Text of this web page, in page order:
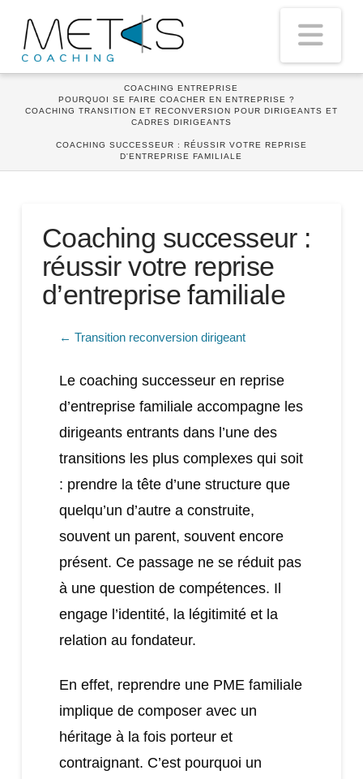
HOME
COACHING ENTREPRISE
POURQUOI SE FAIRE COACHER EN ENTREPRISE ?
COACHING TRANSITION ET RECONVERSION POUR DIRIGEANTS ET
CADRES DIRIGEANTS
COACHING SUCCESSEUR : RÉUSSIR VOTRE REPRISE
D'ENTREPRISE FAMILIALE
Coaching successeur :
réussir votre reprise
d’entreprise familiale
← Transition reconversion dirigeant
Le coaching successeur en reprise
d’entreprise familiale accompagne les
dirigeants entrants dans l’une des
transitions les plus complexes qui soit
: prendre la tête d’une structure que
quelqu’un d’autre a construite,
souvent un parent, souvent encore
présent. Ce passage ne se réduit pas
à une question de compétences. Il
engage l’identité, la légitimité et la
relation au fondateur.
En effet, reprendre une PME familiale
implique de composer avec un
héritage à la fois porteur et
contraignant. C’est pourquoi un